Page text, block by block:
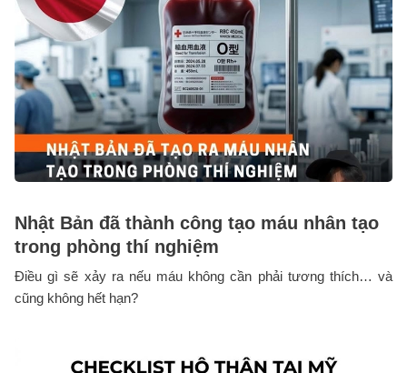
Nhật Bản đã thành công tạo máu nhân tạo
trong phòng thí nghiệm
Điều gì sẽ xảy ra nếu máu không cần phải tương thích… và
cũng không hết hạn?